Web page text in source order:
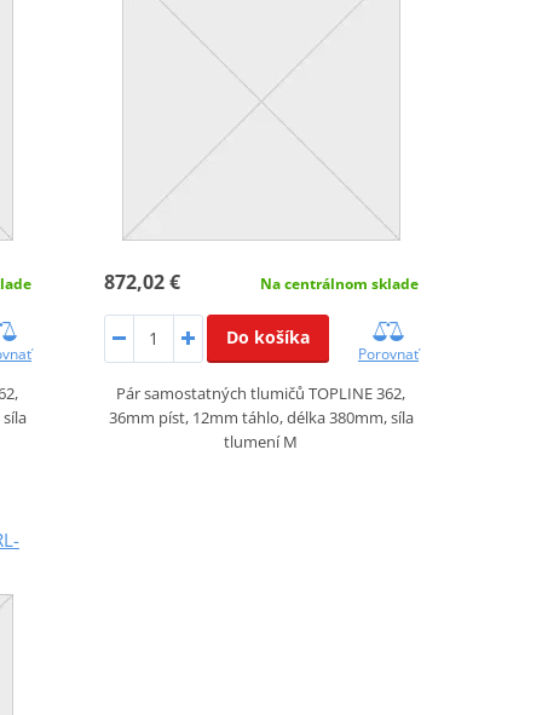
872,02 € Na centrálnom sklade
Do košíka
Porovnať
Pár samostatných tlumičů TOPLINE 362,
36mm píst, 12mm táhlo, délka 380mm, síla
tlumení M